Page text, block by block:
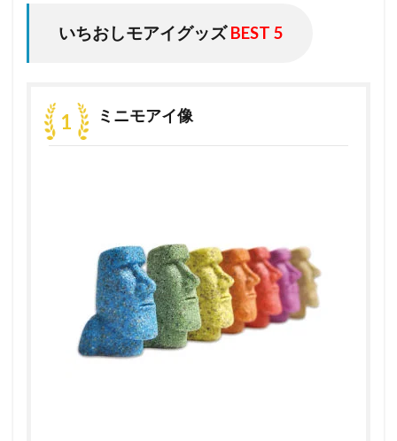
いちおしモアイグッズBEST 5
ミニモアイ像